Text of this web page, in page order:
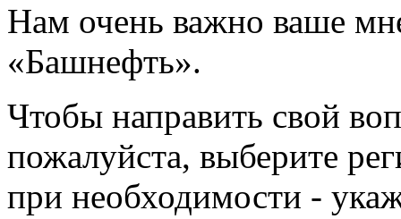
Нам очень важно ваше
«Башнефть».
Чтобы направить свой
пожалуйста, выберите
при необходимости -